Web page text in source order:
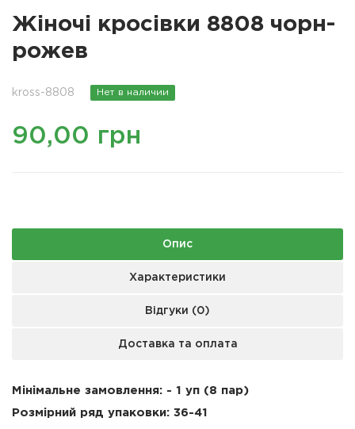
Жіночі кросівки 8808 чорн-
рожев
kross-8808 Нет в наличии
90,00 грн
Опис
Характеристики
Відгуки (0)
Доставка та оплата
Мінімальне замовлення: - 1 уп (8 пар)
Розмірний ряд упаковки: 36-41